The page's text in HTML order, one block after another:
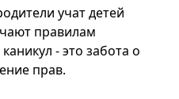
учат детей
правилам
- это забота о
прав.